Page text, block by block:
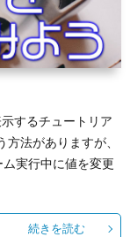
するチュートリア
法がありますが、
実行中に値を変更
続きを読む